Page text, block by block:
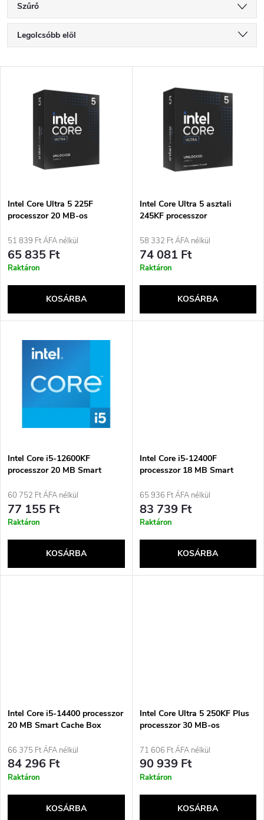
Szűrő
T
e
e
k
r
n
é
s
e
Legolcsóbb elöl
ABC szerint
é
k
e
k
l
j
a
Intel Core Ultra 5 225F
processzor 20 MB-os
51 839 Ft ÁFA nélkül
65 835 Ft
Raktáron
KOSÁRBA
Intel Core Ultra 5 asztali
245KF processzor
58 332 Ft ÁFA nélkül
74 081 Ft
Raktáron
KOSÁRBA
Intel Core i5-12600KF
processzor 20 MB Smart
60 752 Ft ÁFA nélkül
77 155 Ft
Raktáron
KOSÁRBA
Intel Core i5-12400F
processzor 18 MB Smart
65 936 Ft ÁFA nélkül
83 739 Ft
Raktáron
KOSÁRBA
Intel Core i5-14400 processzor
20 MB Smart Cache Box
66 375 Ft ÁFA nélkül
84 296 Ft
Raktáron
KOSÁRBA
Intel Core Ultra 5 250KF Plus
processzor 30 MB-os
71 606 Ft ÁFA nélkül
90 939 Ft
Raktáron
KOSÁRBA